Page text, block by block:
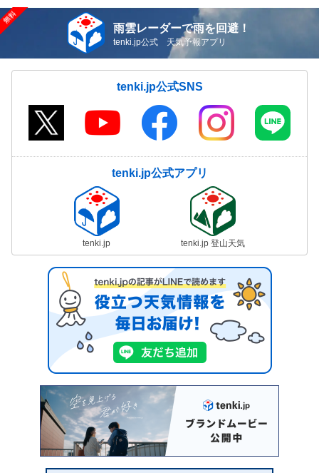
雨雲レーダーで雨を回避！
tenki.jp公式 天気予報アプリ
tenki.jp公式SNS
tenki.jp公式アプリ
tenki.jp tenki.jp 登山天気